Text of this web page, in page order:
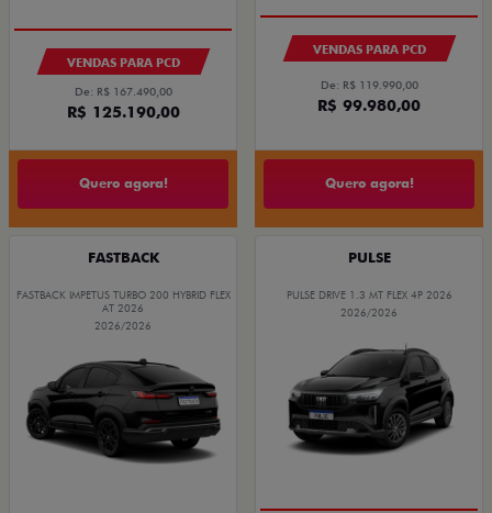
VENDAS PARA PCD
De: R$ 167.490,00
R$ 125.190,00
Quero agora!
VENDAS PARA PCD
De: R$ 119.990,00
R$ 99.980,00
Quero agora!
FASTBACK
FASTBACK IMPETUS TURBO 200 HYBRID FLEX
AT 2026
2026/2026
PULSE
PULSE DRIVE 1.3 MT FLEX 4P 2026
2026/2026